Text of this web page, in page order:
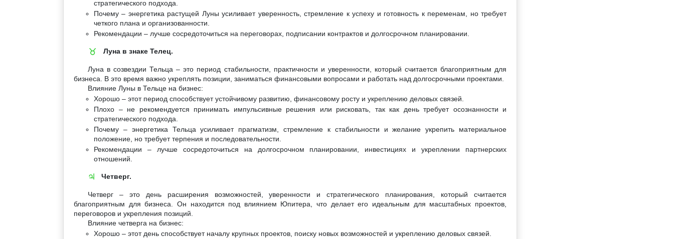
стратегического подхода.
Почему – энергетика растущей Луны усиливает уверенность, стремление к успеху и готовность к переменам, но требует
четкого плана и организованности.
Рекомендации – лучше сосредоточиться на переговорах, подписании контрактов и долгосрочном планировании.
♉ Луна в знаке Телец.
Луна в созвездии Тельца – это период стабильности, практичности и уверенности, который считается благоприятным для
бизнеса. В это время важно укреплять позиции, заниматься финансовыми вопросами и работать над долгосрочными проектами.
Влияние Луны в Тельце на бизнес:
Хорошо – этот период способствует устойчивому развитию, финансовому росту и укреплению деловых связей.
Плохо – не рекомендуется принимать импульсивные решения или рисковать, так как день требует осознанности и
стратегического подхода.
Почему – энергетика Тельца усиливает прагматизм, стремление к стабильности и желание укрепить материальное
положение, но требует терпения и последовательности.
Рекомендации – лучше сосредоточиться на долгосрочном планировании, инвестициях и укреплении партнерских
отношений.
♃ Четверг.
Четверг – это день расширения возможностей, уверенности и стратегического планирования, который считается
благоприятным для бизнеса. Он находится под влиянием Юпитера, что делает его идеальным для масштабных проектов,
переговоров и укрепления позиций.
Влияние четверга на бизнес:
Хорошо – этот день способствует началу крупных проектов, поиску новых возможностей и укреплению деловых связей.